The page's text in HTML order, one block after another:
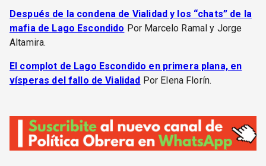
Después de la condena de Vialidad y los “chats” de la
mafia de Lago Escondido Por Marcelo Ramal y Jorge
Altamira.
El complot de Lago Escondido en primera plana, en
vísperas del fallo de Vialidad Por Elena Florín.